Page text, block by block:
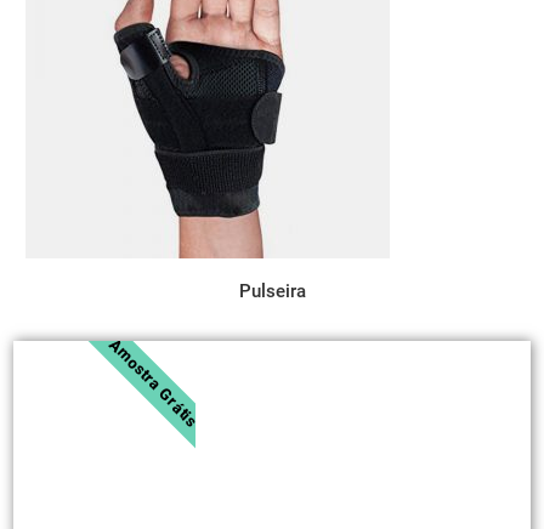
Pulseira
Amostra Grátis